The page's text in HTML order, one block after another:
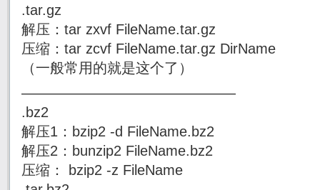
.tar.gz
解压：tar zxvf FileName.tar.gz
压缩：tar zcvf FileName.tar.gz DirName
（一般常用的就是这个了）
———————————————
.bz2
解压1：bzip2 -d FileName.bz2
解压2：bunzip2 FileName.bz2
压缩： bzip2 -z FileName